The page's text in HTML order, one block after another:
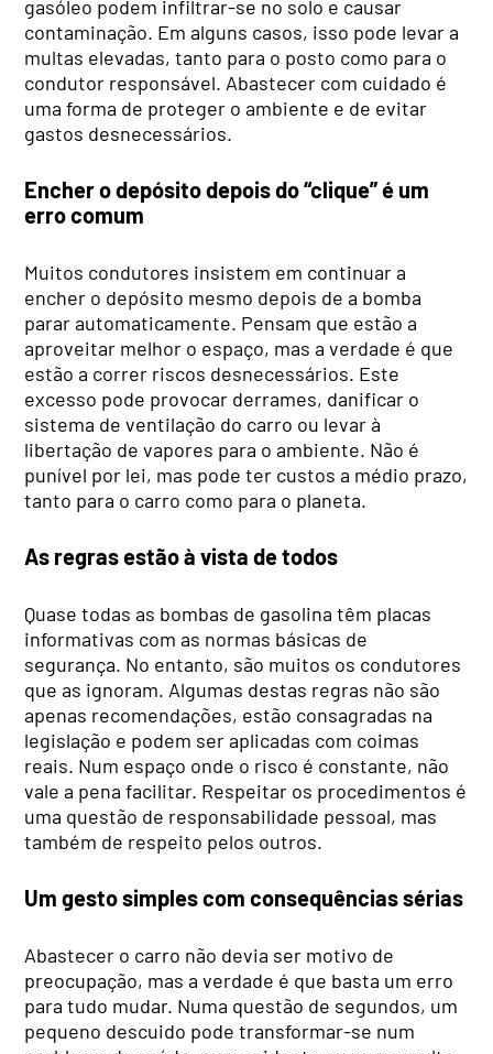
gasóleo podem infiltrar-se no solo e causar
contaminação. Em alguns casos, isso pode levar a
multas elevadas, tanto para o posto como para o
condutor responsável. Abastecer com cuidado é
uma forma de proteger o ambiente e de evitar
gastos desnecessários.
Encher o depósito depois do “clique” é um
erro comum
Muitos condutores insistem em continuar a
encher o depósito mesmo depois de a bomba
parar automaticamente. Pensam que estão a
aproveitar melhor o espaço, mas a verdade é que
estão a correr riscos desnecessários. Este
excesso pode provocar derrames, danificar o
sistema de ventilação do carro ou levar à
libertação de vapores para o ambiente. Não é
punível por lei, mas pode ter custos a médio prazo,
tanto para o carro como para o planeta.
As regras estão à vista de todos
Quase todas as bombas de gasolina têm placas
informativas com as normas básicas de
segurança. No entanto, são muitos os condutores
que as ignoram. Algumas destas regras não são
apenas recomendações, estão consagradas na
legislação e podem ser aplicadas com coimas
reais. Num espaço onde o risco é constante, não
vale a pena facilitar. Respeitar os procedimentos é
uma questão de responsabilidade pessoal, mas
também de respeito pelos outros.
Um gesto simples com consequências sérias
Abastecer o carro não devia ser motivo de
preocupação, mas a verdade é que basta um erro
para tudo mudar. Numa questão de segundos, um
pequeno descuido pode transformar-se num